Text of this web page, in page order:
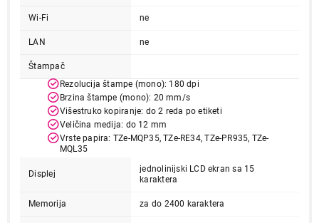
Wi-Fi ne
LAN ne
Štampač
Rezolucija štampe (mono): 180 dpi
Brzina štampe (mono): 20 mm/s
Višestruko kopiranje: do 2 reda po etiketi
Veličina medija: do 12 mm
Vrste papira: TZe-MQP35, TZe-RE34, TZe-PR935, TZe-
MQL35
Displej
jednolinijski LCD ekran sa 15
karaktera
Memorija za do 2400 karaktera